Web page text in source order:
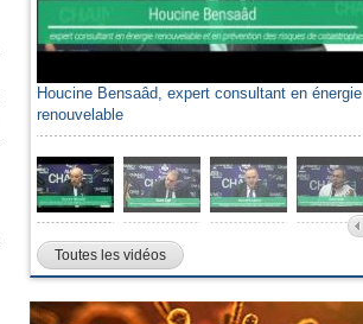
Houcine Bensaâd, expert consultant en énergie
renouvelable
Toutes les vidéos